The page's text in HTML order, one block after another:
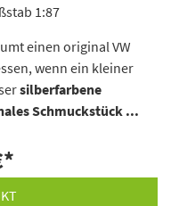
1:87
einen original VW
wenn ein kleiner
silberfarbene
Schmuckstück ...
*